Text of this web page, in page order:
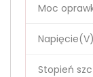
Moc
Napięcie(V)
Stopień